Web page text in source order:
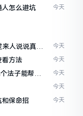
怎么避坑 今天
人说说真实
今天
看方法 今天
法子能帮你
今天
今天
保命招 今天